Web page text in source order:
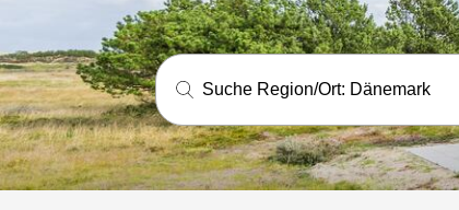
Suche Region/Ort: Dänemark